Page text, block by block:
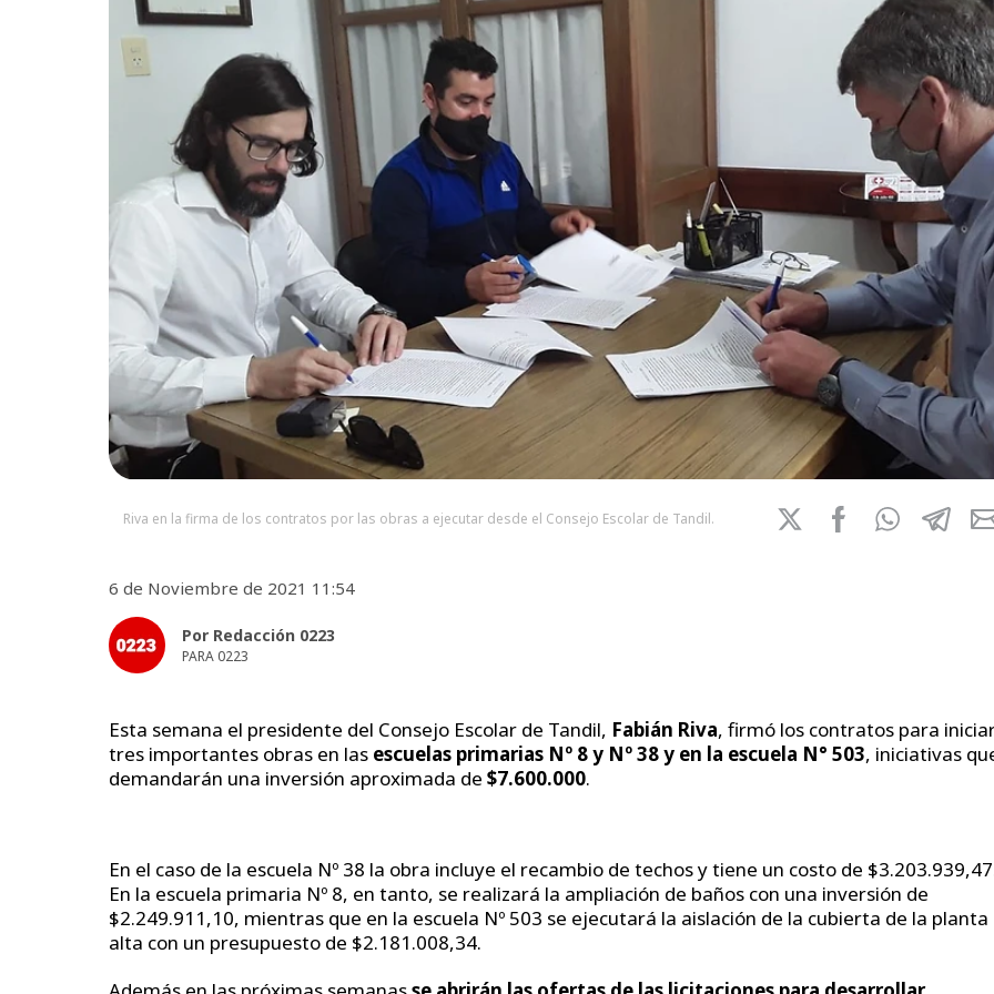
Riva en la firma de los contratos por las obras a ejecutar desde el Consejo Escolar de Tandil.
6 de Noviembre de 2021 11:54
Por Redacción 0223
PARA 0223
Esta semana el presidente del Consejo Escolar de Tandil, Fabián Riva, firmó los contratos para
tres importantes obras en las escuelas primarias Nº 8 y Nº 38 y en la escuela N° 503, iniciativas
demandarán una inversión aproximada de $7.600.000.
En el caso de la escuela Nº 38 la obra incluye el recambio de techos y tiene un costo de
En la escuela primaria Nº 8, en tanto, se realizará la ampliación de baños con una inversión de
$2.249.911,10, mientras que en la escuela Nº 503 se ejecutará la aislación de la cubierta de la planta
alta con un presupuesto de $2.181.008,34.